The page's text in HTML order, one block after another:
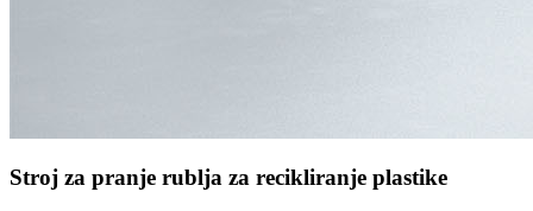
Stroj za pranje rublja za recikliranje plastike